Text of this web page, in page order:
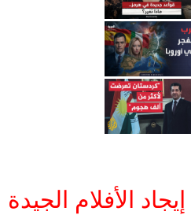
الأفلام الجيدة